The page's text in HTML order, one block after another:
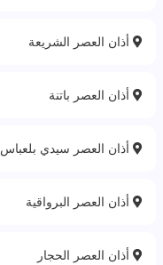
أذان العصر الشريعة
أذان العصر باتنة‎
أذان العصر سيدي بلعباس
أذان العصر البرواقية
أذان العصر الحجار